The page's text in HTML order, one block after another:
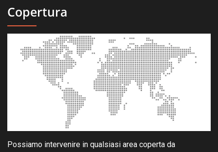
Copertura
Possiamo intervenire in qualsiasi area coperta da